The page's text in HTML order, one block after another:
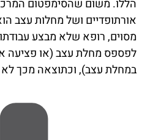
הללו. משום שהסימפטום
אורתופדיים ושל מחלות עצב
מסוים, רופא שלא מבצע
לפספס מחלת עצב (או פציעה
במחלת עצב), וכתוצאה מכך